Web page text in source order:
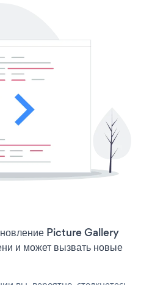
Picture Gallery
и может вызвать новые